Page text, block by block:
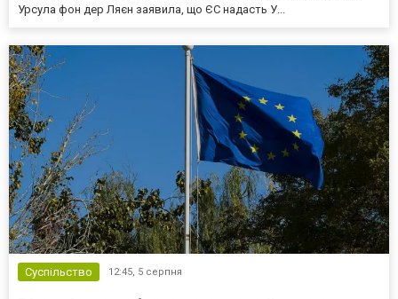
Урсула фон дер Ляєн заявила, що ЄС надасть У...
Суспільство 12:45, 5 серпня